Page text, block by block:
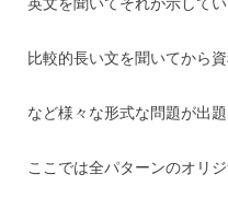
比較的長い文を聞いてから
など様々な形式な問題が出題
ここでは全パターンのオリ